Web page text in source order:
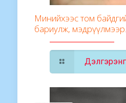
Минийхээс том
бариулж,